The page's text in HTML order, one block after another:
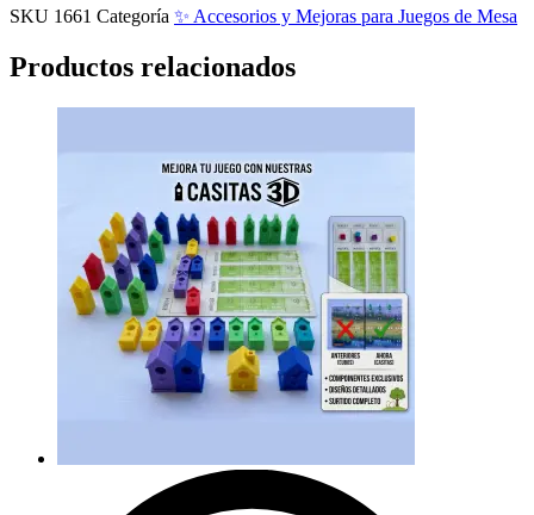
SKU 1661 Categoría ✨ Accesorios y Mejoras para Juegos de Mesa
Productos relacionados